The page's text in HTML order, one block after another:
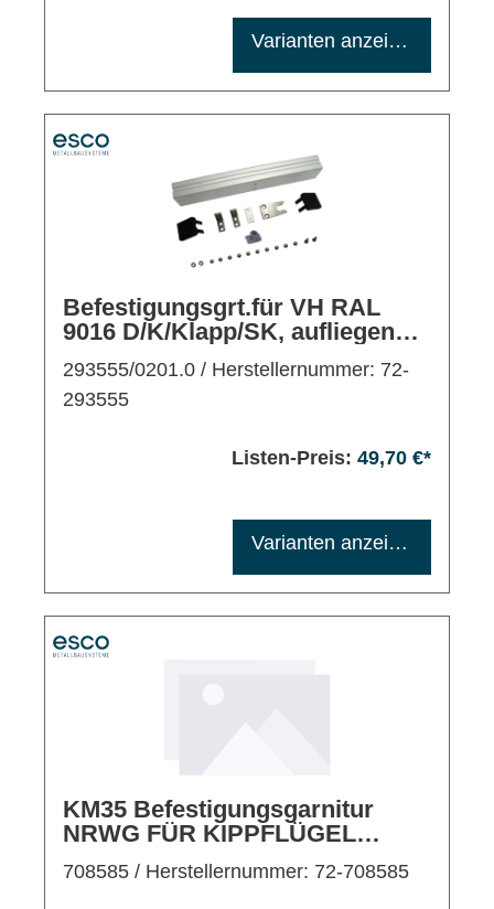
Maximale Bestellmenge: 1200
Varianten anzeigen
Befestigungsgrt.für VH RAL
9016 D/K/Klapp/SK, aufliegende
RM ausw.
293555/0201.0 / Herstellernummer: 72-
293555
Listen-Preis: 49,70 €*
Maximale Bestellmenge: 1200
Varianten anzeigen
KM35 Befestigungsgarnitur
NRWG FÜR KIPPFLÜGEL
EINWÄRTS/FLÜGELMONTAGE
708585 / Herstellernummer: 72-708585